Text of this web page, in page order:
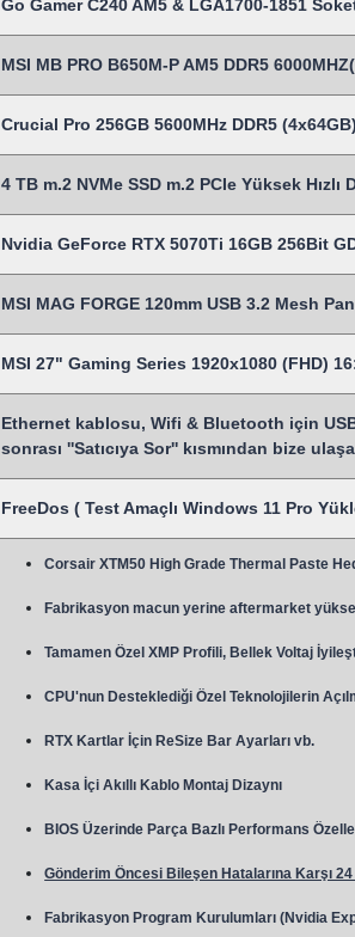
Go Gamer C240 AM5 & LGA1700-1851
MSI MB PRO B650M-P AM5 DDR5
Crucial Pro 256GB 5600MHz DDR5
4 TB m.2 NVMe SSD m.2 PCIe Yüksek Hızlı
Nvidia GeForce RTX 5070Ti 16GB 256Bit
MSI MAG FORGE 120mm USB 3.2 Mesh
MSI 27" Gaming Series 1920x1080 (FHD)
Ethernet kablosu, Wifi & Bluetooth için
sonrası ''Satıcıya Sor'' kısmından bize
FreeDos ( Test Amaçlı Windows 11 Pro
Corsair XTM50 High Grade Thermal Paste
Fabrikasyon macun yerine aftermarket
Tamamen Özel XMP Profili, Bellek Voltaj
CPU'nun Desteklediği Özel Teknolojilerin
RTX Kartlar İçin ReSize Bar Ayarları vb.
Kasa İçi Akıllı Kablo Montaj Dizaynı
BIOS Üzerinde Parça Bazlı Performans
Gönderim Öncesi Bileşen Hatalarına Karşı
Fabrikasyon Program Kurulumları (Nvidia